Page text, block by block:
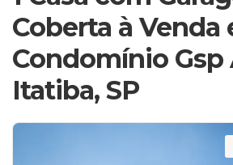
Coberta à Venda
Condomínio Gsp
Itatiba, SP